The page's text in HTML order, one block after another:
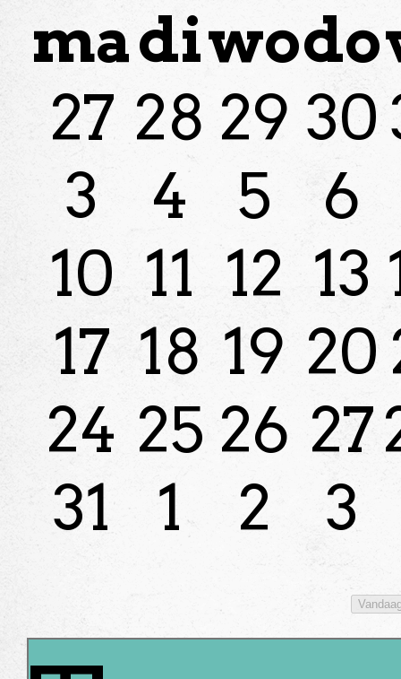
madiwodo
27 28 29 30
3
4 5
6
10 11 12 13
17 18 19 20
24 25 26 27
31
1 2 3